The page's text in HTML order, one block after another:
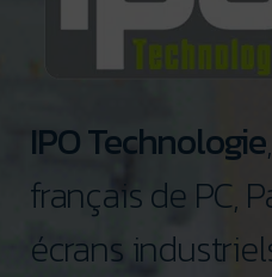
IPO Technologie
français de PC,
écrans